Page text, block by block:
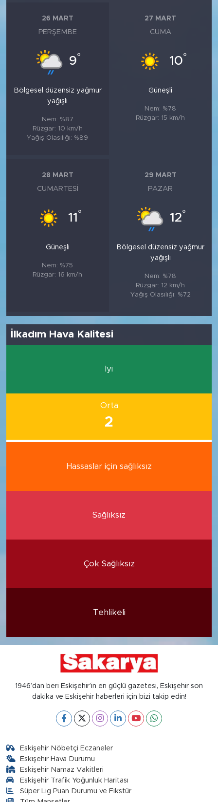
26 MART
PERŞEMBE
9°
Bölgesel düzensiz yağmur
yağışlı
Nem: %87
Rüzgar: 10 km/h
Yağış Olasılığı: %89
27 MART
CUMA
10°
Güneşli
Nem: %78
Rüzgar: 15 km/h
28 MART
CUMARTESI
11 °
Güneşli
Nem: %75
Rüzgar: 16 km/h
29 MART
PAZAR
12°
Bölgesel düzensiz yağmur
yağışlı
Nem: %78
Rüzgar: 12 km/h
Yağış Olasılığı: %72
İlkadım Hava Kalitesi
İyi
Orta
2
Hassaslar için sağlıksız
Sağlıksız
Çok Sağlıksız
Tehlikeli
1946’dan beri Eskişehir’in en güçlü gazetesi, Eskişehir son
dakika ve Eskişehir haberleri için bizi takip edin!
Eskişehir Nöbetçi Eczaneler
Eskişehir Hava Durumu
Eskişehir Namaz Vakitleri
Eskişehir Trafik Yoğunluk Haritası
Süper Lig Puan Durumu ve Fikstür